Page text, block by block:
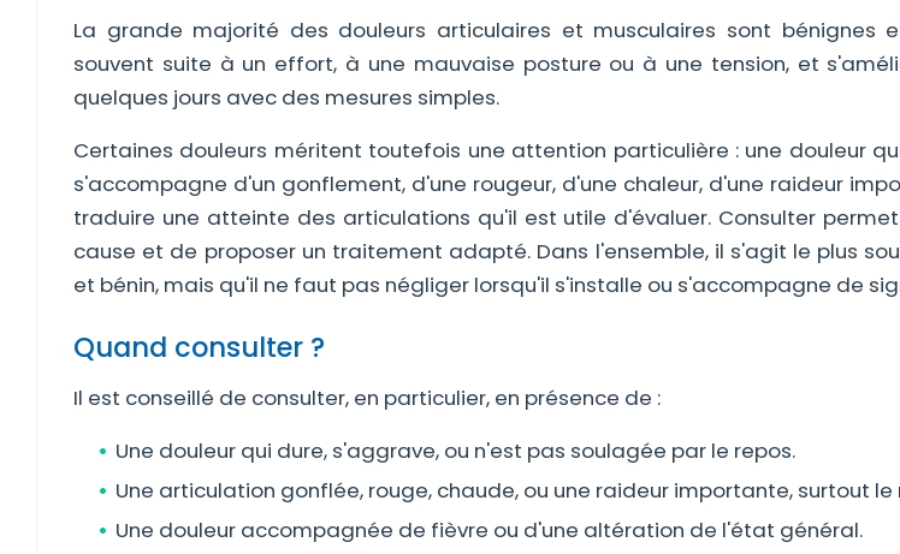
La grande majorité des douleurs articulaires et musculaires sont bénignes
souvent suite à un effort, à une mauvaise posture ou à une tension, et
quelques jours avec des mesures simples.
Certaines douleurs méritent toutefois une attention particulière : une douleur
s'accompagne d'un gonflement, d'une rougeur, d'une chaleur, d'une raideur
traduire une atteinte des articulations qu'il est utile d'évaluer. Consulter
cause et de proposer un traitement adapté. Dans l'ensemble, il s'agit le plus
et bénin, mais qu'il ne faut pas négliger lorsqu'il s'installe ou s'accompagne de
Quand consulter ?
Il est conseillé de consulter, en particulier, en présence de :
Une douleur qui dure, s'aggrave, ou n'est pas soulagée par le repos.
Une articulation gonflée, rouge, chaude, ou une raideur importante, surtout le
Une douleur accompagnée de fièvre ou d'une altération de l'état général.